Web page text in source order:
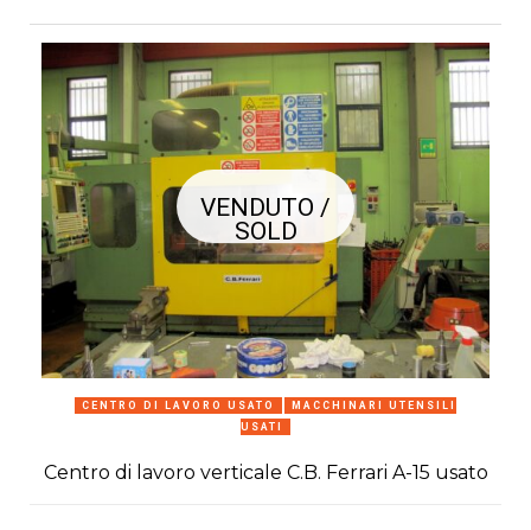
VENDUTO /
SOLD
CENTRO DI LAVORO USATO
MACCHINARI UTENSILI
USATI
Centro di lavoro verticale C.B. Ferrari A-15 usato